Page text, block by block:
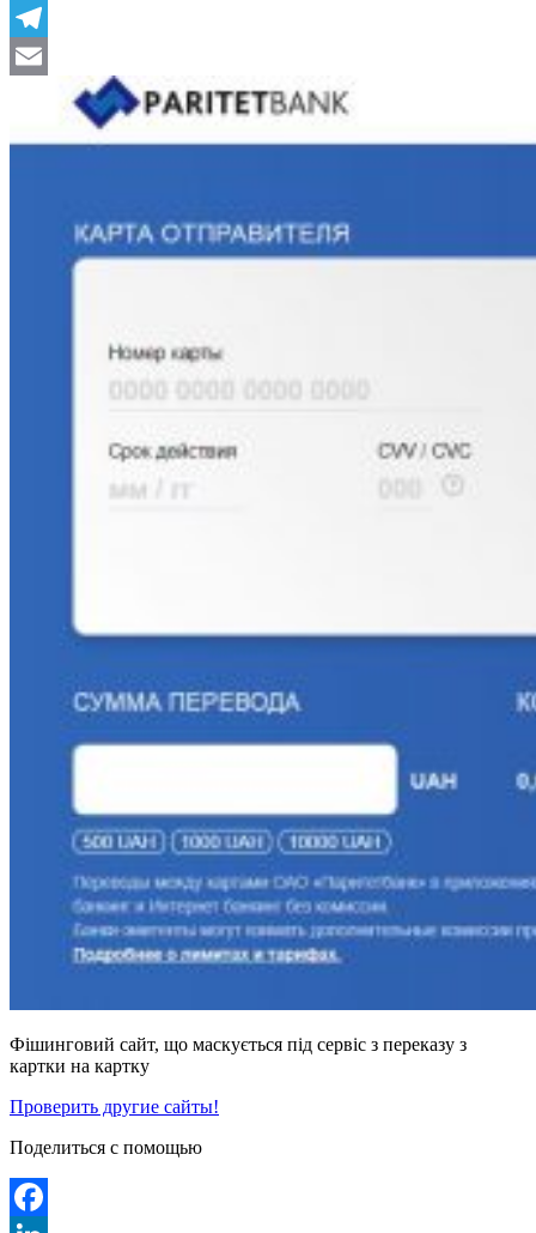
LinkedIn
Telegram
Фішинговий сайт, що маскується під сервіс з переказу з
картки на картку
Проверить другие сайты!
Поделиться с помощью